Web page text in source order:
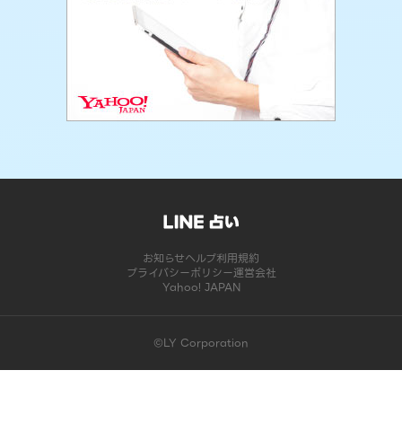
お知らせヘルプ利用規約
プライバシーポリシー運営会社
Yahoo! JAPAN
©LY Corporation
このコンテンツは掲載が終了しました | LINE占い